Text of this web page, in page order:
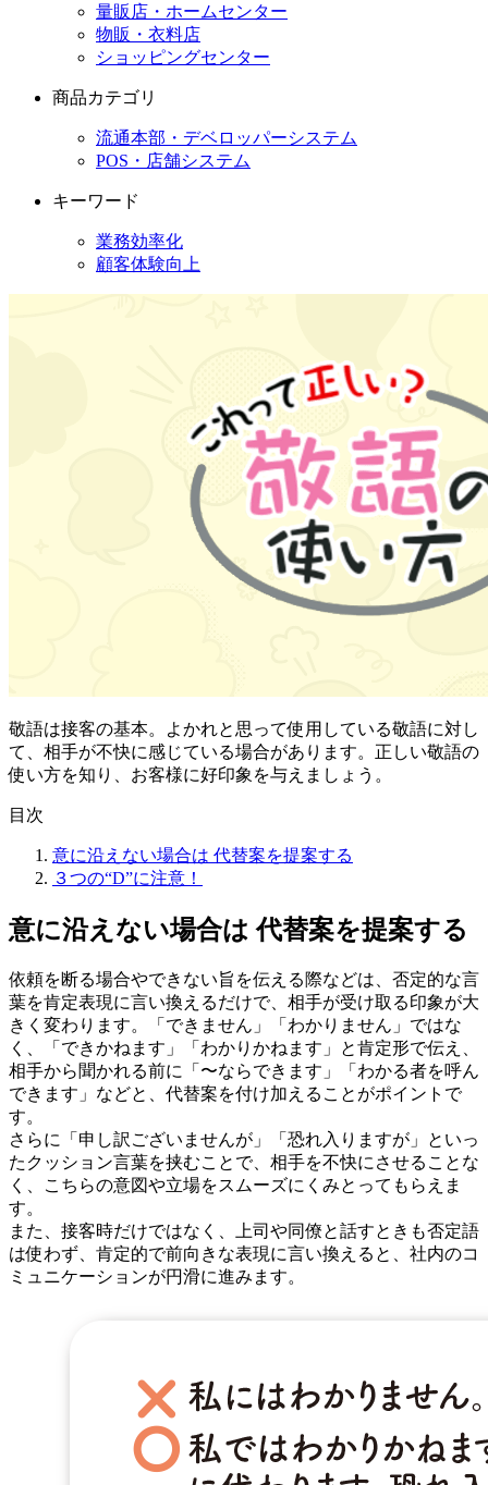
量販店・ホームセンター
物販・衣料店
ショッピングセンター
商品カテゴリ
流通本部・デベロッパーシステム
POS・店舗システム
キーワード
業務効率化
顧客体験向上
敬語は接客の基本。よかれと思って使用している敬語に対し
て、相手が不快に感じている場合があります。正しい敬語の
使い方を知り、お客様に好印象を与えましょう。
目次
意に沿えない場合は 代替案を提案する
３つの“D”に注意！
意に沿えない場合は 代替案を提案する
依頼を断る場合やできない旨を伝える際などは、否定的な言
葉を肯定表現に言い換えるだけで、相手が受け取る印象が大
きく変わります。「できません」「わかりません」ではな
く、「できかねます」「わかりかねます」と肯定形で伝え、
相手から聞かれる前に「〜ならできます」「わかる者を呼ん
できます」などと、代替案を付け加えることがポイントで
す。
さらに「申し訳ございませんが」「恐れ入りますが」といっ
たクッション言葉を挟むことで、相手を不快にさせることな
く、こちらの意図や立場をスムーズにくみとってもらえま
す。
また、接客時だけではなく、上司や同僚と話すときも否定語
は使わず、肯定的で前向きな表現に言い換えると、社内のコ
ミュニケーションが円滑に進みます。